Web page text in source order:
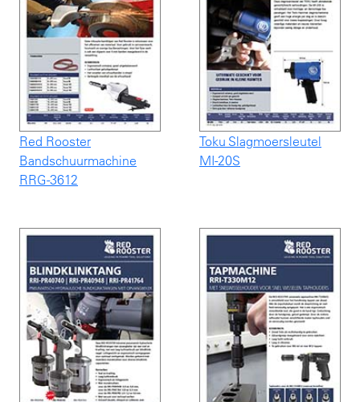
Red Rooster
Bandschuurmachine
RRG-3612
Toku Slagmoersleutel
MI-20S